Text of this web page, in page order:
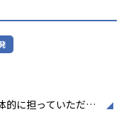
ルートに入社し、
ータマネジメントに
という思いから、
として、分析基盤や
。
と自由度の高い環
。
タ組織の拡大が見
続ける現代社会に
やTechniq
は、あらゆる産業
ぞれが伸び伸びと
システム）を作り
的に担っていただく